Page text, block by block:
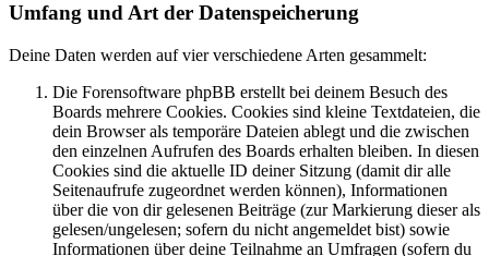
Umfang und Art der Datenspeicherung
Deine Daten werden auf vier verschiedene Arten gesammelt:
Die Forensoftware phpBB erstellt bei deinem Besuch des
Boards mehrere Cookies. Cookies sind kleine Textdateien, die
dein Browser als temporäre Dateien ablegt und die zwischen
den einzelnen Aufrufen des Boards erhalten bleiben. In diesen
Cookies sind die aktuelle ID deiner Sitzung (damit dir alle
Seitenaufrufe zugeordnet werden können), Informationen
über die von dir gelesenen Beiträge (zur Markierung dieser als
gelesen/ungelesen; sofern du nicht angemeldet bist) sowie
Informationen über deine Teilnahme an Umfragen (sofern du